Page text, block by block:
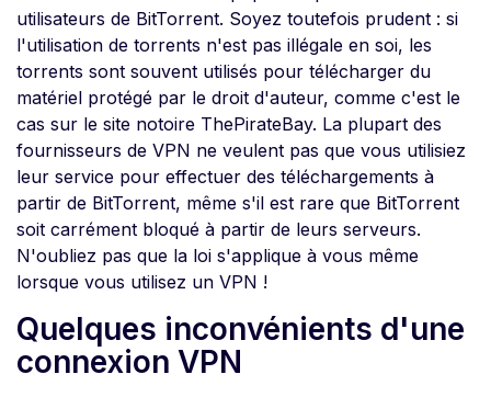
utilisateurs de BitTorrent. Soyez toutefois prudent : si
l'utilisation de torrents n'est pas illégale en soi, les
torrents sont souvent utilisés pour télécharger du
matériel protégé par le droit d'auteur, comme c'est le
cas sur le site notoire ThePirateBay. La plupart des
fournisseurs de VPN ne veulent pas que vous utilisiez
leur service pour effectuer des téléchargements à
partir de BitTorrent, même s'il est rare que BitTorrent
soit carrément bloqué à partir de leurs serveurs.
N'oubliez pas que la loi s'applique à vous même
lorsque vous utilisez un VPN !
Quelques inconvénients d'une
connexion VPN